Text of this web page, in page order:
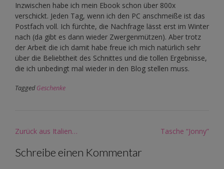
Inzwischen habe ich mein Ebook schon über 800x
verschickt. Jeden Tag, wenn ich den PC anschmeiße ist das
Postfach voll. Ich fürchte, die Nachfrage lässt erst im Winter
nach (da gibt es dann wieder Zwergenmützen). Aber trotz
der Arbeit die ich damit habe freue ich mich natürlich sehr
über die Beliebtheit des Schnittes und die tollen Ergebnisse,
die ich unbedingt mal wieder in den Blog stellen muss.
TaggedGeschenke
Post
Zurück aus Italien… Tasche “Jonny”
Schreibe einen Kommentar